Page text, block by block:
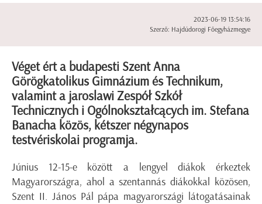
2023-06-19 13:54:16
Szerző: Hajdúdorogi Főegyházmegye
Véget ért a budapesti Szent Anna
Görögkatolikus Gimnázium és Technikum,
valamint a jaroslawi Zespół Szkół
Technicznych i Ogólnokształcących im. Stefana
Banacha közös, kétszer négynapos
testvériskolai programja.
Június 12-15-e között a lengyel diákok érkeztek
Magyarországra, ahol a szentannás diákokkal közösen,
Szent II. János Pál pápa magyarországi látogatásainak